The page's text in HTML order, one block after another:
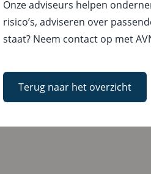
Onze adviseurs helpen
risico’s, adviseren over
staat? Neem contact op met
Terug naar het overzicht